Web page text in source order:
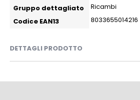
Gruppo dettagliato
Ricambi
Codice EAN13
8033655014216
DETTAGLI PRODOTTO